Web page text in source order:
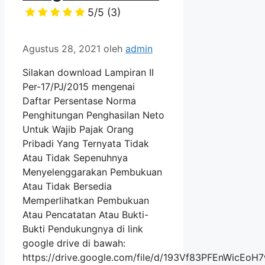
5/5 (3)
Agustus 28, 2021 oleh admin
Silakan download Lampiran II
Per-17/PJ/2015 mengenai
Daftar Persentase Norma
Penghitungan Penghasilan Neto
Untuk Wajib Pajak Orang
Pribadi Yang Ternyata Tidak
Atau Tidak Sepenuhnya
Menyelenggarakan Pembukuan
Atau Tidak Bersedia
Memperlihatkan Pembukuan
Atau Pencatatan Atau Bukti-
Bukti Pendukungnya di link
google drive di bawah:
https://drive.google.com/file/d/